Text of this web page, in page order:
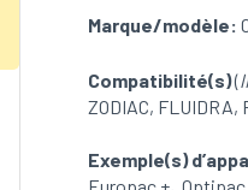
(OCCASION)
Marque/modèle:
Compatibilité(s)(
ZODIAC, FLUIDRA,
Exemple(s)